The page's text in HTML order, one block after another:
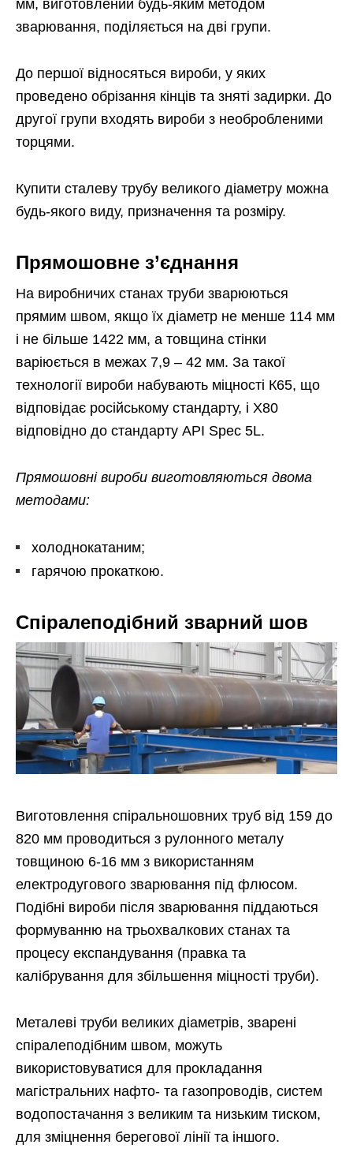
мм, виготовлений будь-яким методом
зварювання, поділяється на дві групи.
До першої відносяться вироби, у яких
проведено обрізання кінців та зняті задирки. До
другої групи входять вироби з необробленими
торцями.
Купити сталеву трубу великого діаметру можна
будь-якого виду, призначення та розміру.
Прямошовне з’єднання
На виробничих станах труби зварюються
прямим швом, якщо їх діаметр не менше 114 мм
і не більше 1422 мм, а товщина стінки
варіюється в межах 7,9 – 42 мм. За такої
технології вироби набувають міцності К65, що
відповідає російському стандарту, і Х80
відповідно до стандарту API Spec 5L.
Прямошовні вироби виготовляються двома
методами:
холоднокатаним;
гарячою прокаткою.
Спіралеподібний зварний шов
Виготовлення спіральношовних труб від 159 до
820 мм проводиться з рулонного металу
товщиною 6-16 мм з використанням
електродугового зварювання під флюсом.
Подібні вироби після зварювання піддаються
формуванню на трьохвалкових станах та
процесу експандування (правка та
калібрування для збільшення міцності труби).
Металеві труби великих діаметрів, зварені
спіралеподібним швом, можуть
використовуватися для прокладання
магістральних нафто- та газопроводів, систем
водопостачання з великим та низьким тиском,
для зміцнення берегової лінії та іншого.